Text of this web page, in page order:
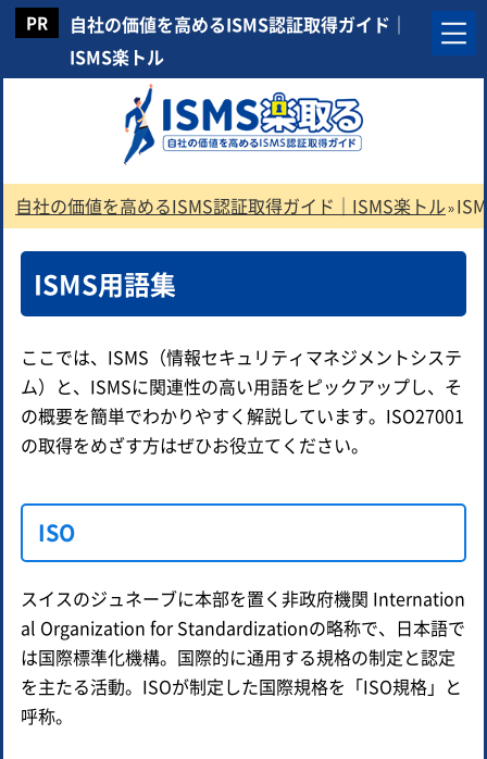
自社の価値を高めるISMS認証取得ガイド｜
ISMS楽トル
自社の価値を高めるISMS認証取得ガイド｜ISMS楽トル»
ISMS用語集
ここでは、ISMS（情報セキュリティマネジメントシステ
ム）と、ISMSに関連性の高い用語をピックアップし、そ
の概要を簡単でわかりやすく解説しています。ISO27001
の取得をめざす方はぜひお役立てください。
ISO
スイスのジュネーブに本部を置く非政府機関 Internation
al Organization for Standardizationの略称で、日本語で
は国際標準化機構。国際的に通用する規格の制定と認定
を主たる活動。ISOが制定した国際規格を「ISO規格」と
呼称。